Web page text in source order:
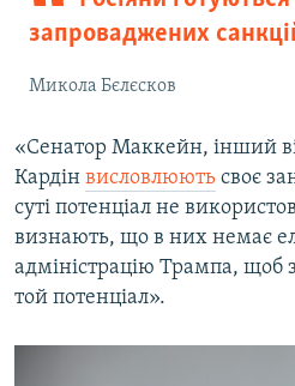
запроваджених
Микола Бєлєсков
«Сенатор Маккейн, інший
Кардін висловлюють своє
суті потенціал не
визнають, що в них немає
адміністрацію Трампа, щоб
той потенціал».